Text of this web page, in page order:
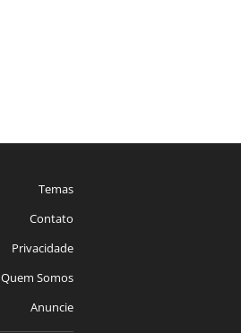
Temas
Contato
Privacidade
Quem Somos
Anuncie